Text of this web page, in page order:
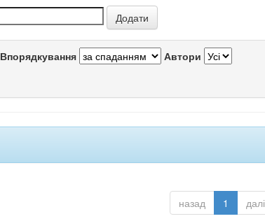
Впорядкування Автори
назад 1 далі